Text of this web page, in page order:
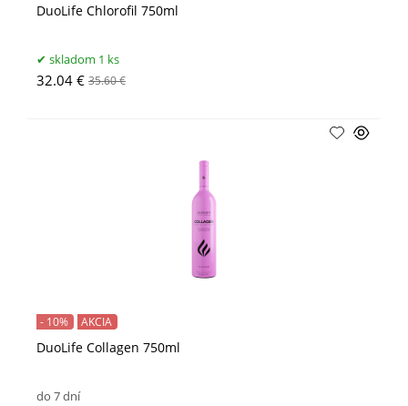
DuoLife Chlorofil 750ml
skladom 1 ks
32.04 € 35.60 €
DuoLife Collagen 750ml
- 10% AKCIA
do 7 dní